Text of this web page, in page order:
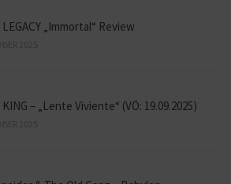
LEGACY „Immortal“ Review
– „Lente Viviente“ (VÖ: 19.09.2025)